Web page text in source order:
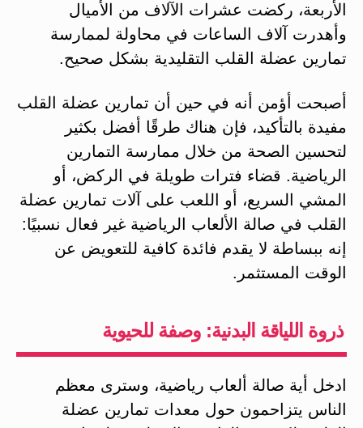
الأربعة، ركضت عشرات الآلاف من الأميال
وأهدرت آلاف الساعات في محاولة لممارسة
تمارين عضلة القلب التقليدية بشكل صحيح.
أصبحت أؤمن أنه في حين أن تمارين عضلة القلب
مفيدة بالتأكيد، فإن هناك طرقًا أفضل بكثير
لتحسين الصحة من خلال ممارسة التمارين
الرياضية. قضاء فترات طويلة في الركض، أو
المشي السريع، أو اللعب على آلات تمارين عضلة
القلب في صالة الألعاب الرياضية غير فعال نسبيًا:
إنه ببساطة لا يقدم فائدة كافية للتعويض عن
الوقت المستثمر.
ذروة اللياقة البدنية: وصفة للحيوية
ادخل أية صالة ألعاب رياضية، وسترى معظم
الناس يتزاحمون حول معدات تمارين عضلة